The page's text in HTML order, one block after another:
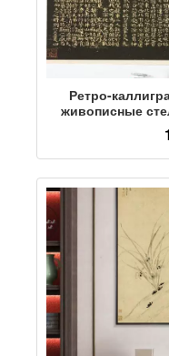
Ретро-
живописные
Магу
ретро,